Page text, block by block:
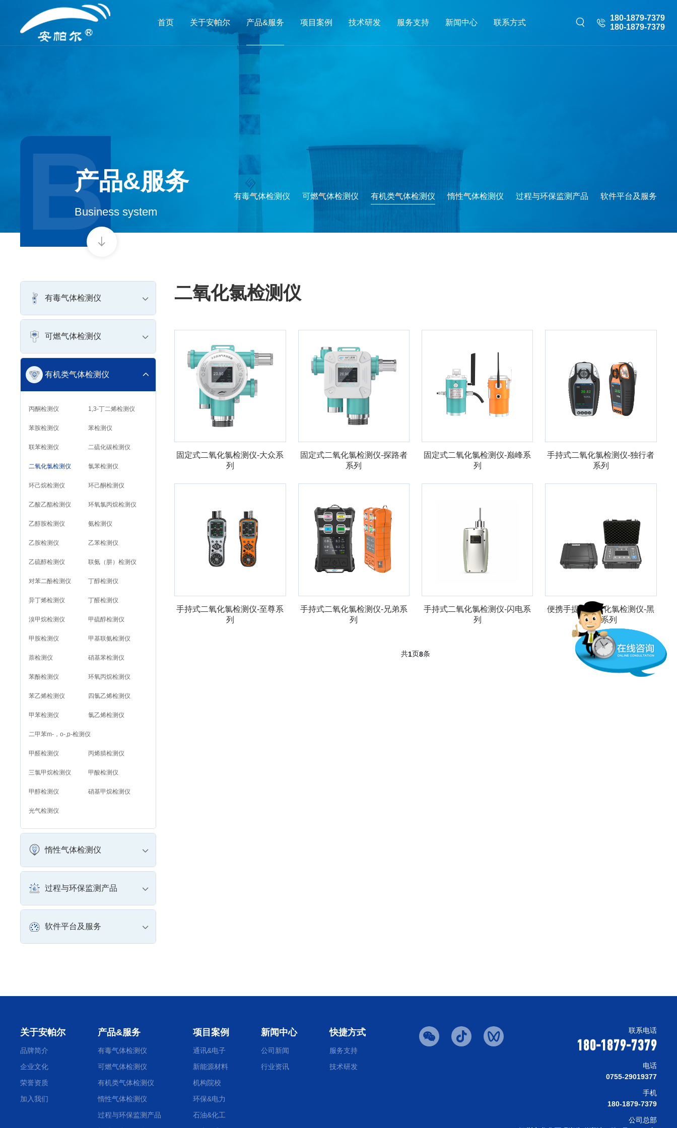
首页 关于安帕尔 产品&服务 项目案例 技术研发 服务支持 新闻中心 联系方式
180-1879-7379
180-1879-7379
B产品&服务
Business system
有毒气体检测仪 可燃气体检测仪 有机类气体检测仪 惰性气体检测仪 过程与环保监测产品 软件平台及服务
有毒气体检测仪
可燃气体检测仪
有机类气体检测仪
丙酮检测仪 1,3-丁二烯检测仪
苯胺检测仪 苯检测仪
联苯检测仪 二硫化碳检测仪
二氧化氯检测仪 氯苯检测仪
环己烷检测仪 环己酮检测仪
乙酸乙酯检测仪 环氧氯丙烷检测仪
乙醇胺检测仪 氨检测仪
乙胺检测仪 乙苯检测仪
乙硫醇检测仪 联氨（肼）检测仪
对苯二酚检测仪 丁醇检测仪
异丁烯检测仪 丁醛检测仪
溴甲烷检测仪 甲硫醇检测仪
甲胺检测仪 甲基联氨检测仪
萘检测仪 硝基苯检测仪
苯酚检测仪 环氧丙烷检测仪
苯乙烯检测仪 四氯乙烯检测仪
甲苯检测仪 氯乙烯检测仪
二甲苯m-，o-,p-检测仪
甲醛检测仪 丙烯腈检测仪
三氯甲烷检测仪 甲酸检测仪
甲醇检测仪 硝基甲烷检测仪
光气检测仪
惰性气体检测仪
过程与环保监测产品
软件平台及服务
二氧化氯检测仪
固定式二氧化氯检测仪-大众系
列
固定式二氧化氯检测仪-探路者
系列
固定式二氧化氯检测仪-巅峰系
列
手持式二氧化氯检测仪-独行者
系列
手持式二氧化氯检测仪-至尊系
列
手持式二氧化氯检测仪-兄弟系
列
手持式二氧化氯检测仪-闪电系
列
便携手提式二氧化氯检测仪-黑
匣子系列
共1页8条
关于安帕尔
品牌简介
企业文化
荣誉资质
加入我们
产品&服务
有毒气体检测仪
可燃气体检测仪
有机类气体检测仪
惰性气体检测仪
过程与环保监测产品
项目案例
通讯&电子
新能源材料
机构院校
环保&电力
石油&化工
新闻中心
公司新闻
行业资讯
快捷方式
服务支持
技术研发
联系电话
180-1879-7379
电话
0755-29019377
手机
180-1879-7379
公司总部